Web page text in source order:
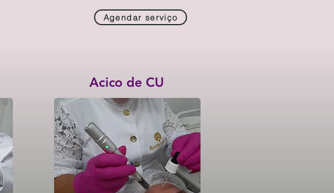
Agendar serviço
Acico de CU